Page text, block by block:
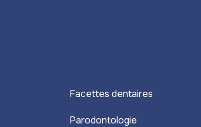
Facettes dentaires
Parodontologie